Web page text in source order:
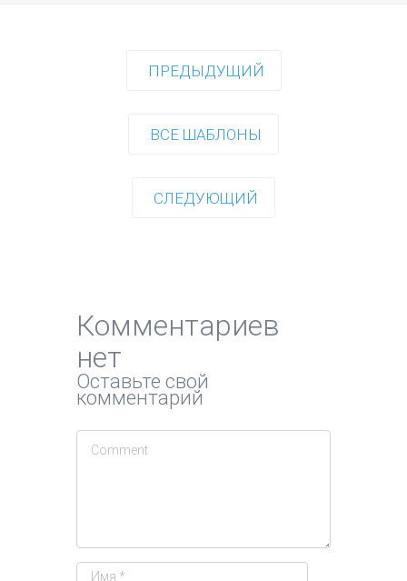
ПРЕДЫДУЩИЙ
ВСЕ ШАБЛОНЫ
СЛЕДУЮЩИЙ
Комментариев
нет
Оставьте свой
комментарий